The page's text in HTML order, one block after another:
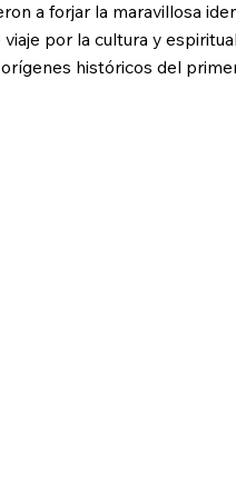
a forjar la maravillosa
por la cultura y
históricos del